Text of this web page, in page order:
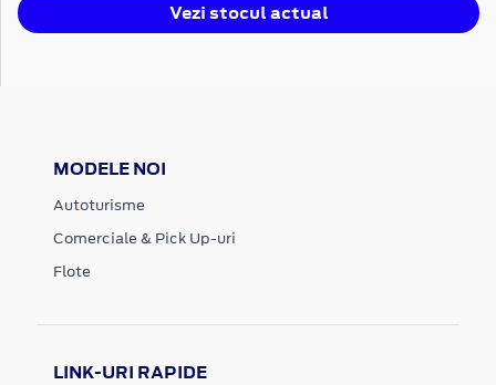
Vezi stocul actual
MODELE NOI
Autoturisme
Comerciale & Pick Up-uri
Flote
LINK-URI RAPIDE